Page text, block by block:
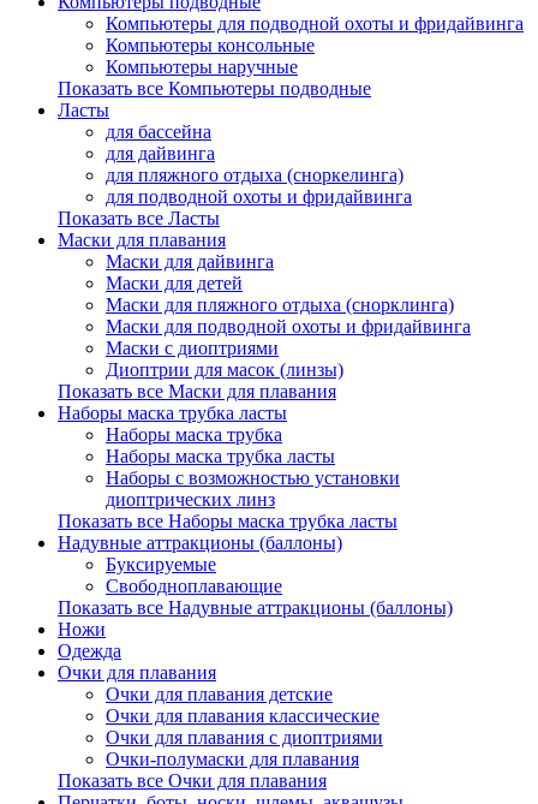
Компьютеры для подводной охоты и фридайвинга
Компьютеры консольные
Компьютеры наручные
Показать все Компьютеры подводные
Ласты
для бассейна
для дайвинга
для пляжного отдыха (сноркелинга)
для подводной охоты и фридайвинга
Показать все Ласты
Маски для плавания
Маски для дайвинга
Маски для детей
Маски для пляжного отдыха (снорклинга)
Маски для подводной охоты и фридайвинга
Маски с диоптриями
Диоптрии для масок (линзы)
Показать все Маски для плавания
Наборы маска трубка ласты
Наборы маска трубка
Наборы маска трубка ласты
Наборы с возможностью установки
диоптрических линз
Показать все Наборы маска трубка ласты
Надувные аттракционы (баллоны)
Буксируемые
Свободноплавающие
Показать все Надувные аттракционы (баллоны)
Ножи
Одежда
Очки для плавания
Очки для плавания детские
Очки для плавания классические
Очки для плавания с диоптриями
Очки-полумаски для плавания
Показать все Очки для плавания